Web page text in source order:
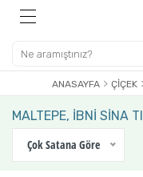
ANASAYFA ÇIÇEK
MALTEPE, İBNİ SİNA
Çok Satana Göre